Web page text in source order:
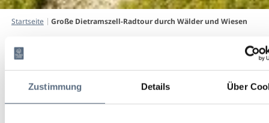
Zustimmung Details Über
Große Dietramszell-Radtour durch Wälder und Wiesen
Startseite Große Dietramszell-Radtour durch Wälder und Wiesen
Radtour durch Wälder und
Wiesen